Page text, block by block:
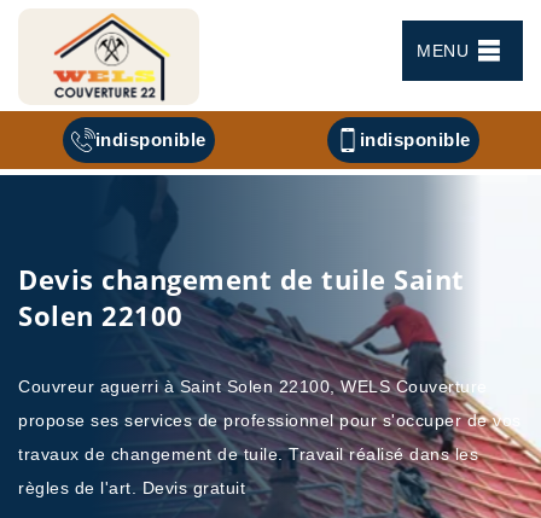
MENU
indisponible indisponible
Devis changement de tuile Saint
Solen 22100
Couvreur aguerri à Saint Solen 22100, WELS Couverture
propose ses services de professionnel pour s'occuper de vos
travaux de changement de tuile. Travail réalisé dans les
règles de l'art. Devis gratuit